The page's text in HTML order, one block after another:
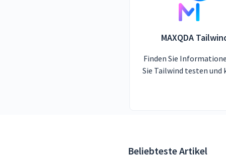
MAXQDA
Finden Sie
Sie Tailwind testen und
Beliebteste Artikel